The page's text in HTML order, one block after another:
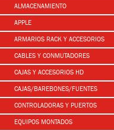
ALMACENAMIENTO
APPLE
ARMARIOS RACK Y ACCESORIOS
CABLES Y CONMUTADORES
CAJAS Y ACCESORIOS HD
CAJAS/BAREBONES/FUENTES
CONTROLADORAS Y PUERTOS
EQUIPOS MONTADOS